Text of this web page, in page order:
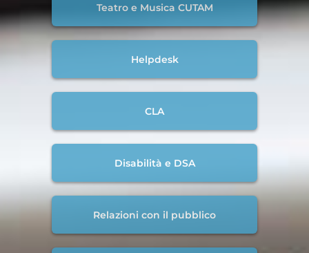
Teatro e Musica CUTAM
Helpdesk
CLA
Disabilità e DSA
Relazioni con il pubblico